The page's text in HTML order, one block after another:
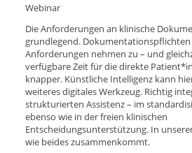
Webinar
Die Anforderungen an klinische
grundlegend.
Anforderungen nehmen zu – und
verfügbare Zeit für die direkte
knapper. Künstliche Intelligenz kann
weiteres digitales Werkzeug. Richtig
strukturierten Assistenz – im
ebenso wie in der freien klinischen
Entscheidungsunterstützung. In
wie beides zusammenkommt.